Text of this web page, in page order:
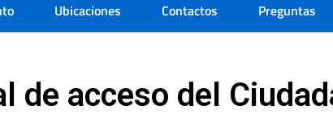
Ubicaciones Contactos Preguntas
de acceso del